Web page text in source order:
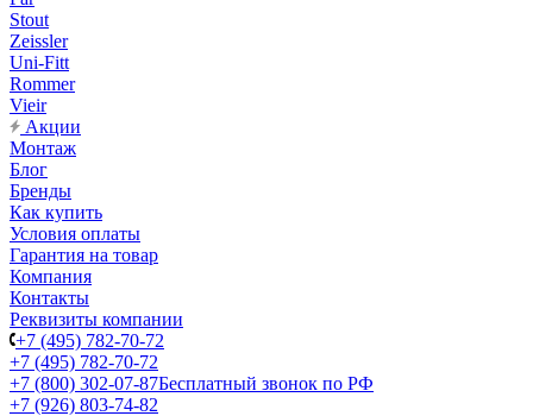
Stout
Zeissler
Uni-Fitt
Rommer
Vieir
Акции
Монтаж
Блог
Бренды
Как купить
Условия оплаты
Гарантия на товар
Компания
Контакты
Реквизиты компании
+7 (495) 782-70-72
+7 (495) 782-70-72
+7 (800) 302-07-87Бесплатный звонок по РФ
+7 (926) 803-74-82